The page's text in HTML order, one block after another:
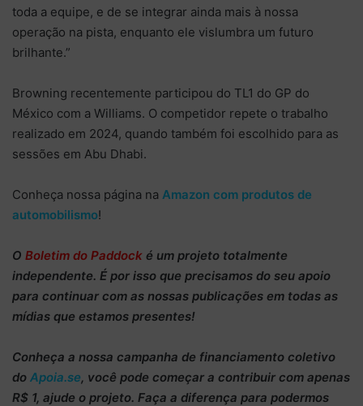
toda a equipe, e de se integrar ainda mais à nossa
operação na pista, enquanto ele vislumbra um futuro
brilhante.”
Browning recentemente participou do TL1 do GP do
México com a Williams. O competidor repete o trabalho
realizado em 2024, quando também foi escolhido para as
sessões em Abu Dhabi.
Conheça nossa página na Amazon com produtos de
automobilismo!
O Boletim do Paddock é um projeto totalmente
independente. É por isso que precisamos do seu apoio
para continuar com as nossas publicações em todas as
mídias que estamos presentes!
Conheça a nossa campanha de financiamento coletivo
do Apoia.se, você pode começar a contribuir com apenas
R$ 1, ajude o projeto. Faça a diferença para podermos